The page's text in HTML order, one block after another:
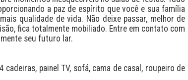
a paz de espírito que você e sua família
qualidade de vida. Não deixe passar, melhor de
fica totalmente mobiliado. Entre em contato com
seu futuro lar.
painel TV, sofá, cama de casal, roupeiro de